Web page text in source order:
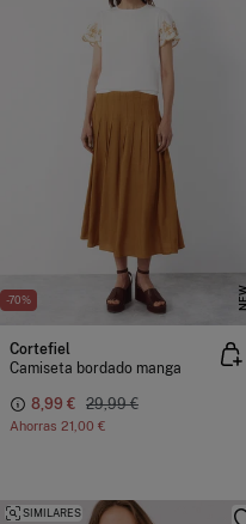
-70% NEW
Cortefiel
Camiseta bordado manga
8,99 € 29,99 €
Ahorras 21,00 €
SIMILARES